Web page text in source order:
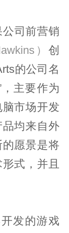
司前营销
） 创
的公司名
主要作为
市场开发
均来自外
愿景是将
式，并且
发的游戏